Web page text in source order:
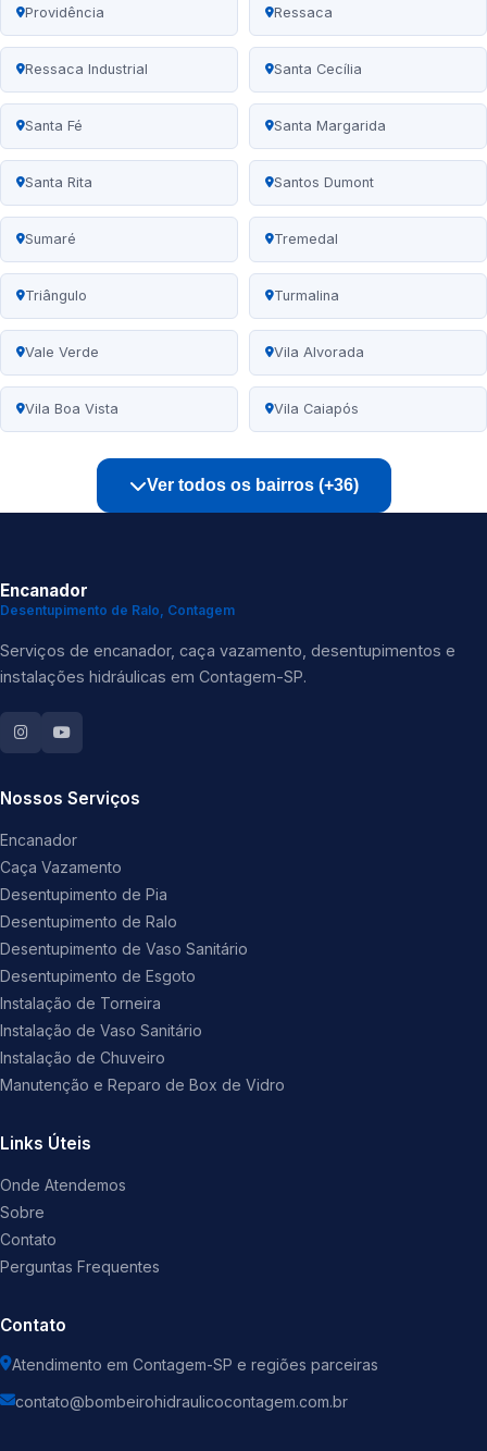
Providência Ressaca
Ressaca Industrial Santa Cecília
Santa Fé Santa Margarida
Santa Rita Santos Dumont
Sumaré Tremedal
Triângulo Turmalina
Vale Verde Vila Alvorada
Vila Boa Vista Vila Caiapós
Ver todos os bairros (+36)
Encanador
Desentupimento de Ralo, Contagem
Serviços de encanador, caça vazamento, desentupimentos e
instalações hidráulicas em Contagem-SP.
Nossos Serviços
Encanador
Caça Vazamento
Desentupimento de Pia
Desentupimento de Ralo
Desentupimento de Vaso Sanitário
Desentupimento de Esgoto
Instalação de Torneira
Instalação de Vaso Sanitário
Instalação de Chuveiro
Manutenção e Reparo de Box de Vidro
Links Úteis
Onde Atendemos
Sobre
Contato
Perguntas Frequentes
Contato
Atendimento em Contagem-SP e regiões parceiras
contato@bombeirohidraulicocontagem.com.br